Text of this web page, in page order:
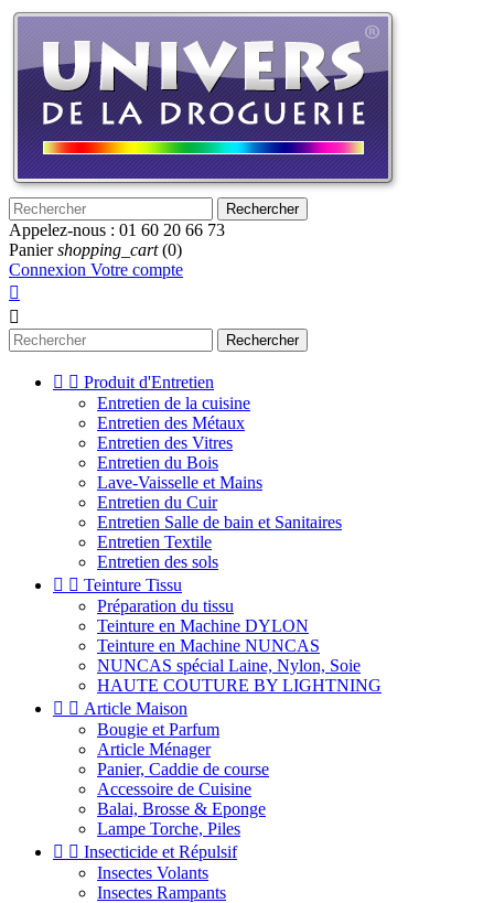
Rechercher
Appelez-nous : 01 60 20 66 73
Panier shopping_cart (0)
Connexion Votre compte


Rechercher
  Produit d'Entretien
Entretien de la cuisine
Entretien des Métaux
Entretien des Vitres
Entretien du Bois
Lave-Vaisselle et Mains
Entretien du Cuir
Entretien Salle de bain et Sanitaires
Entretien Textile
Entretien des sols
  Teinture Tissu
Préparation du tissu
Teinture en Machine DYLON
Teinture en Machine NUNCAS
NUNCAS spécial Laine, Nylon, Soie
HAUTE COUTURE BY LIGHTNING
  Article Maison
Bougie et Parfum
Article Ménager
Panier, Caddie de course
Accessoire de Cuisine
Balai, Brosse & Eponge
Lampe Torche, Piles
  Insecticide et Répulsif
Insectes Volants
Insectes Rampants